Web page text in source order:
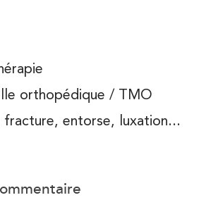
orthopédique / TMO
fracture, entorse, luxation...